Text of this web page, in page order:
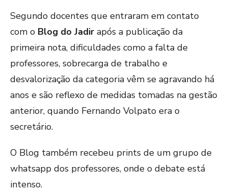
Segundo docentes que entraram em contato
com o Blog do Jadir após a publicação da
primeira nota, dificuldades como a falta de
professores, sobrecarga de trabalho e
desvalorização da categoria vêm se agravando há
anos e são reflexo de medidas tomadas na gestão
anterior, quando Fernando Volpato era o
secretário.
O Blog também recebeu prints de um grupo de
whatsapp dos professores, onde o debate está
intenso.